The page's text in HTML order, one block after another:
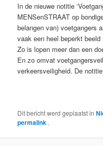
In de nieuwe notitie
MENSenSTRAAT op
belangen van) voetgangers
vaak een heel beperkt
Zo is lopen meer dan een
En zo omvat
verkeersveiligheid. De
Dit bericht werd geplaatst in
permalink .